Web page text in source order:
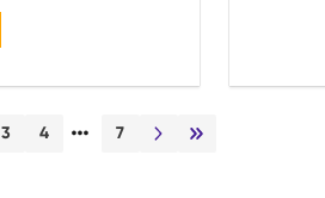
3 4 … 7
Neste sideSiste side